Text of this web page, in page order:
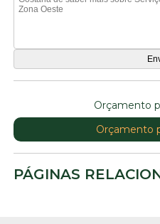
Orçamento
Orçamento
PÁGINAS